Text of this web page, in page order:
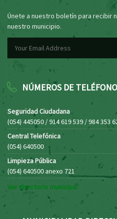
Únete a nuestro boletín para recibir
nuestro municipio.
NÚMEROS DE TELÉFONO
Seguridad Ciudadana
(054) 445050 / 914 619 539 / 984 353
Central Telefónica
(054) 640500
Limpieza Pública
(054) 640500 anexo 721
Ver directorio municipal